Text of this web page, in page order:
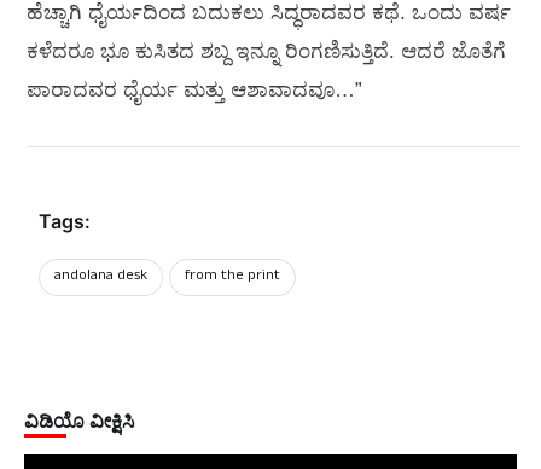
ಹೆಚ್ಚಾಗಿ ಧೈರ್ಯದಿಂದ ಬದುಕಲು ಸಿದ್ಧರಾದವರ ಕಥೆ. ಒಂದು ವರ್ಷ
ಕಳೆದರೂ ಭೂ ಕುಸಿತದ ಶಬ್ದ ಇನ್ನೂ ರಿಂಗಣಿಸುತ್ತಿದೆ. ಆದರೆ ಜೊತೆಗೆ
ಪಾರಾದವರ ಧೈರ್ಯ ಮತ್ತು ಆಶಾವಾದವೂ…”
Tags:
andolana desk from the print
ವಿಡಿಯೊ ವೀಕ್ಷಿಸಿ